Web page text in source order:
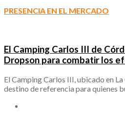
PRESENCIA EN EL MERCADO
El Camping Carlos III de
Dropson para combatir los
El Camping Carlos III, ubicado en
destino de referencia para quienes